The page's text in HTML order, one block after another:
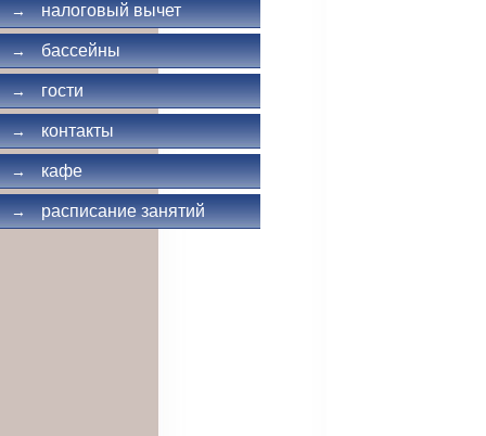
→ налоговый вычет
→ бассейны
→ гости
→ контакты
→ кафе
→ расписание занятий